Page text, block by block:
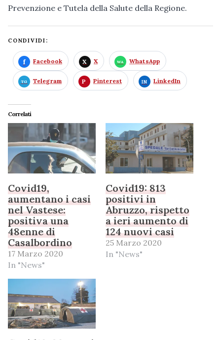
Prevenzione e Tutela della Salute della Regione.
CONDIVIDI:
Facebook X WhatsApp
Telegram Pinterest LinkedIn
Correlati
Covid19,
aumentano i casi
nel Vastese:
positiva una
48enne di
Casalbordino
17 Marzo 2020
In "News"
Covid19: 813
positivi in
Abruzzo, rispetto
a ieri aumento di
124 nuovi casi
25 Marzo 2020
In "News"